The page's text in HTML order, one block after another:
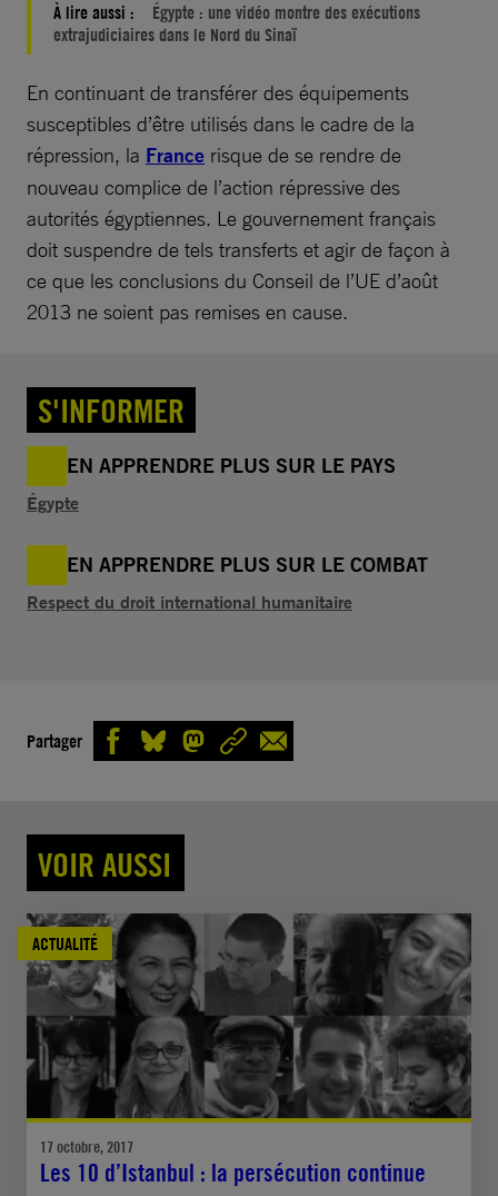
À lire aussi :
Égypte : une vidéo montre des exécutions
extrajudiciaires dans le Nord du Sinaï
En continuant de transférer des équipements
susceptibles d’être utilisés dans le cadre de la
répression, la France risque de se rendre de
nouveau complice de l’action répressive des
autorités égyptiennes. Le gouvernement français
doit suspendre de tels transferts et agir de façon à
ce que les conclusions du Conseil de l’UE d’août
2013 ne soient pas remises en cause.
S'INFORMER
EN APPRENDRE PLUS SUR LE PAYS
Égypte
EN APPRENDRE PLUS SUR LE COMBAT
Respect du droit international humanitaire
Partager
VOIR AUSSI
ACTUALITÉ
17 octobre, 2017
Les 10 d’Istanbul : la persécution continue